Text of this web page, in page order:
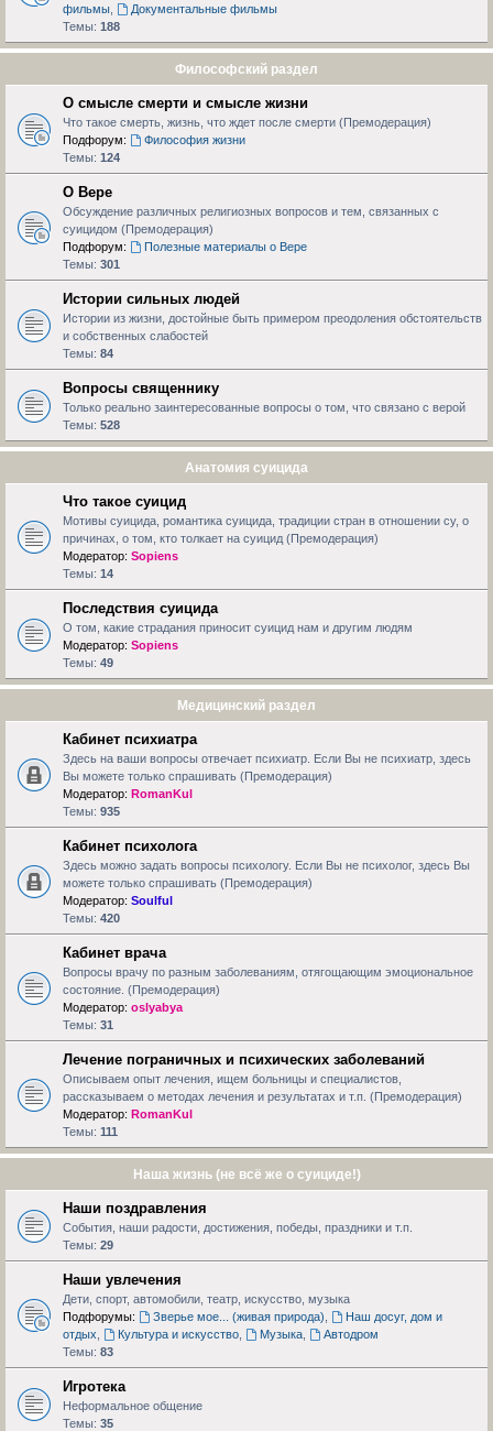
фильмы
Документальные фильмы
Темы: 188
Философский раздел
О смысле смерти и смысле жизни
Что такое смерть, жизнь, что ждет после смерти (Премодерация)
Подфорум:
Философия жизни
Темы: 124
О Вере
Обсуждение различных религиозных вопросов и тем, связанных с
суицидом (Премодерация)
Подфорум:
Полезные материалы о Вере
Темы: 301
Истории сильных людей
Истории из жизни, достойные быть примером преодоления обстоятельств
и собственных слабостей
Темы: 84
Вопросы священнику
Только реально заинтересованные вопросы о том, что связано с верой
Темы: 528
Анатомия суицида
Что такое суицид
Мотивы суицида, романтика суицида, традиции стран в отношении су, о
причинах, о том, кто толкает на суицид (Премодерация)
Модератор: Sopiens
Темы: 14
Последствия суицида
О том, какие страдания приносит суицид нам и другим людям
Модератор: Sopiens
Темы: 49
Медицинский раздел
Кабинет психиатра
Здесь на ваши вопросы отвечает психиатр. Если Вы не психиатр, здесь
Вы можете только спрашивать (Премодерация)
Модератор: RomanKul
Темы: 935
Кабинет психолога
Здесь можно задать вопросы психологу. Если Вы не психолог, здесь Вы
можете только спрашивать (Премодерация)
Модератор: Soulful
Темы: 420
Кабинет врача
Вопросы врачу по разным заболеваниям, отягощающим эмоциональное
состояние. (Премодерация)
Модератор: oslyabya
Темы: 31
Лечение пограничных и психических заболеваний
Описываем опыт лечения, ищем больницы и специалистов,
рассказываем о методах лечения и результатах и т.п. (Премодерация)
Модератор: RomanKul
Темы: 111
Наша жизнь (не всё же о суициде!)
Наши поздравления
События, наши радости, достижения, победы, праздники и т.п.
Темы: 29
Наши увлечения
Дети, спорт, автомобили, театр, искусство, музыка
Подфорумы:
Зверье мое... (живая природа)
Наш досуг, дом и
отдых
Культура и искусство, Музыка,
Автодром
Темы: 83
Игротека
Неформальное общение
Темы: 35